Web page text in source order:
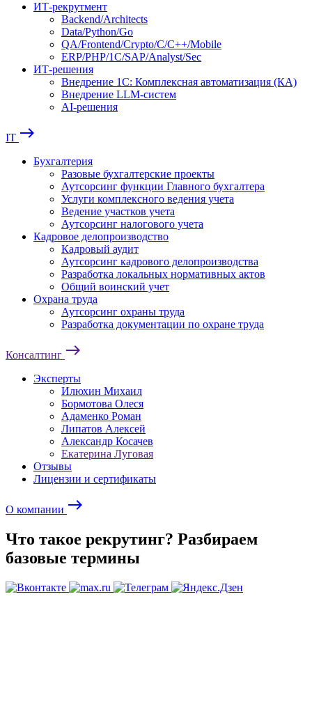
ИТ-рекрутмент
Backend/Architects
Data/Python/Go
QA/Frontend/Crypto/C/C++/Mobile
ERP/PHP/1C/SAP/Analyst/Sec
ИТ-решения
Внедрение 1С: Комплексная автоматизация (КА)
Внедрение LLM-систем
AI-решения
IT east
Бухгалтерия
Разовые бухгалтерские проекты
Аутсорсинг функции Главного бухгалтера
Услуги комплексного ведения учета
Ведение участков учета
Аутсорсинг налогового учета
Кадровое делопроизводство
Кадровый аудит
Аутсорсинг кадрового делопроизводства
Разработка локальных нормативных актов
Общий воинский учет
Охрана труда
Аутсорсинг охраны труда
Разработка документации по охране труда
Консалтинг east
Эксперты
Илюхин Михаил
Бормотова Олеся
Адаменко Роман
Липатов Алексей
Александр Косачев
Екатерина Луговая
Отзывы
Лицензии и сертификаты
О компании east
Что такое рекрутинг? Разбираем
базовые термины